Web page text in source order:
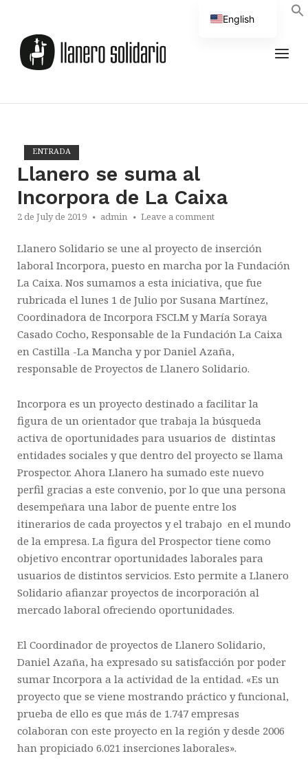
content
ENTRADA
Llanero se suma al
Incorpora de La Caixa
2 de July de 2019 admin Leave a comment
Llanero Solidario se une al proyecto de inserción
laboral Incorpora, puesto en marcha por la Fundación
La Caixa. Nos sumamos a esta iniciativa, que fue
rubricada el lunes 1 de Julio por Susana Martínez,
Coordinadora de Incorpora FSCLM y María Soraya
Casado Cocho, Responsable de la Fundación La Caixa
en Castilla -La Mancha y por Daniel Azaña,
responsable de Proyectos de Llanero Solidario.
Incorpora es un proyecto destinado a facilitar la
figura de un orientador que trabaja la búsqueda
activa de oportunidades para usuarios de distintas
entidades sociales y que dentro del proyecto se llama
Prospector. Ahora Llanero ha sumado este nuevo
perfil gracias a este convenio, por lo que una persona
desempeñara una labor de puente entre los
itinerarios de cada proyectos y el trabajo en el mundo
de la empresa. La figura del Prospector tiene como
objetivo encontrar oportunidades laborales para
usuarios de distintos servicios. Esto permite a Llanero
Solidario afianzar proyectos de incorporación al
mercado laboral ofreciendo oportunidades.
El Coordinador de proyectos de Llanero Solidario,
Daniel Azaña, ha expresado su satisfacción por poder
sumar Incorpora a la actividad de la entidad. «Es un
proyecto que se viene mostrando práctico y funcional,
prueba de ello es que más de 1.747 empresas
colaboran con este proyecto en la región y desde 2006
han propiciado 6.021 inserciones laborales».
English